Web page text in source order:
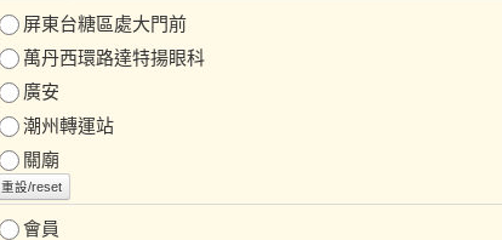
屏東台糖區處大門前
萬丹西環路達特揚眼科
廣安
潮州轉運站
關廟
重設/reset
會員